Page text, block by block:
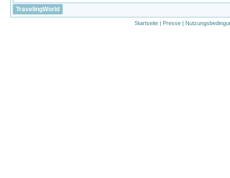
TravelingWorld
Startseite | Presse |